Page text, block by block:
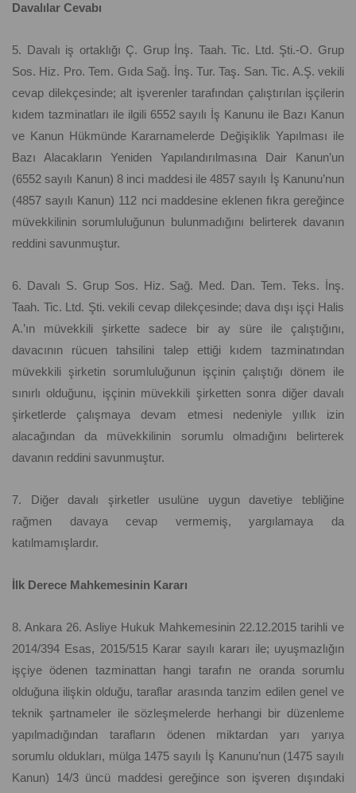
Davalılar Cevabı
5. Davalı iş ortaklığı Ç. Grup İnş. Taah. Tic. Ltd. Şti.-O. Grup
Sos. Hiz. Pro. Tem. Gıda Sağ. İnş. Tur. Taş. San. Tic. A.Ş. vekili
cevap dilekçesinde; alt işverenler tarafından çalıştırılan işçilerin
kıdem tazminatları ile ilgili 6552 sayılı İş Kanunu ile Bazı Kanun
ve Kanun Hükmünde Kararnamelerde Değişiklik Yapılması ile
Bazı Alacakların Yeniden Yapılandırılmasına Dair Kanun’un
(6552 sayılı Kanun) 8 inci maddesi ile 4857 sayılı İş Kanunu’nun
(4857 sayılı Kanun) 112 nci maddesine eklenen fıkra gereğince
müvekkilinin sorumluluğunun bulunmadığını belirterek davanın
reddini savunmuştur.
6. Davalı S. Grup Sos. Hiz. Sağ. Med. Dan. Tem. Teks. İnş.
Taah. Tic. Ltd. Şti. vekili cevap dilekçesinde; dava dışı işçi Halis
A.’ın müvekkili şirkette sadece bir ay süre ile çalıştığını,
davacının rücuen tahsilini talep ettiği kıdem tazminatından
müvekkili şirketin sorumluluğunun işçinin çalıştığı dönem ile
sınırlı olduğunu, işçinin müvekkili şirketten sonra diğer davalı
şirketlerde çalışmaya devam etmesi nedeniyle yıllık izin
alacağından da müvekkilinin sorumlu olmadığını belirterek
davanın reddini savunmuştur.
7. Diğer davalı şirketler usulüne uygun davetiye tebliğine
rağmen davaya cevap vermemiş, yargılamaya da
katılmamışlardır.
İlk Derece Mahkemesinin Kararı
8. Ankara 26. Asliye Hukuk Mahkemesinin 22.12.2015 tarihli ve
2014/394 Esas, 2015/515 Karar sayılı kararı ile; uyuşmazlığın
işçiye ödenen tazminattan hangi tarafın ne oranda sorumlu
olduğuna ilişkin olduğu, taraflar arasında tanzim edilen genel ve
teknik şartnameler ile sözleşmelerde herhangi bir düzenleme
yapılmadığından tarafların ödenen miktardan yarı yarıya
sorumlu oldukları, mülga 1475 sayılı İş Kanunu’nun (1475 sayılı
Kanun) 14/3 üncü maddesi gereğince son işveren dışındaki